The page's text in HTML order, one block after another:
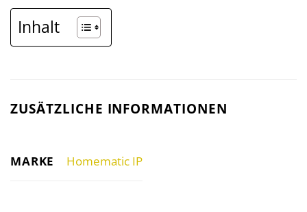
Inhalt
ZUSÄTZLICHE INFORMATIONEN
MARKE Homematic IP